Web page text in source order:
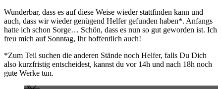
Wunderbar, dass es auf diese Weise wieder stattfinden kann und
auch, dass wir wieder genügend Helfer gefunden haben*. Anfangs
hatte ich schon Sorge… Schön, dass es nun so gut geworden ist. Ich
freu mich auf Sonntag, Ihr hoffentlich auch!
*Zum Teil suchen die anderen Stände noch Helfer, falls Du Dich
also kurzfristig entscheidest, kannst du vor 14h und nach 18h noch
gute Werke tun.